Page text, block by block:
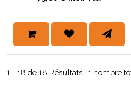
1 - 18 de 18 Résultats | 1 nombre